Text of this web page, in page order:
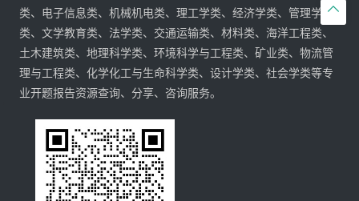

类、电子信息类、机械机电类、理工学类、经济学类、管理学
类、文学教育类、法学类、交通运输类、材料类、海洋工程类、
土木建筑类、地理科学类、环境科学与工程类、矿业类、物流管
理与工程类、化学化工与生命科学类、设计学类、社会学类等专
业开题报告资源查询、分享、咨询服务。